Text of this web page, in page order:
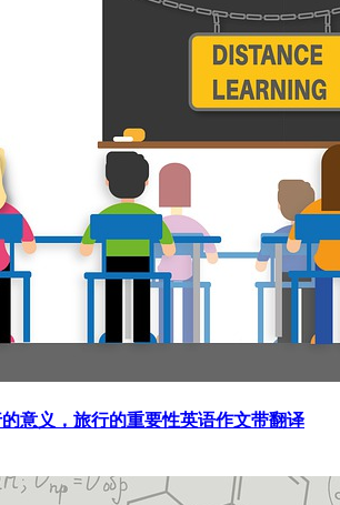
意义，旅行的重要性英语作文带翻译